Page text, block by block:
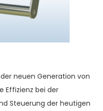
neuen Generation von
Effizienz bei der
Steuerung der heutigen